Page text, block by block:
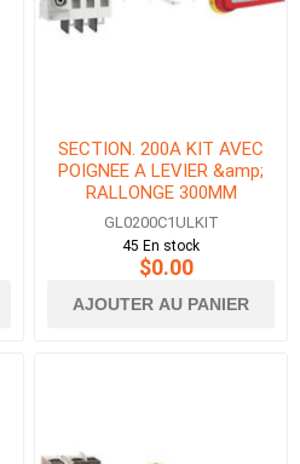
SECTION. 200A KIT AVEC
POIGNEE A LEVIER &amp;
RALLONGE 300MM
GL0200C1ULKIT
45 En stock
$0.00
AJOUTER AU PANIER